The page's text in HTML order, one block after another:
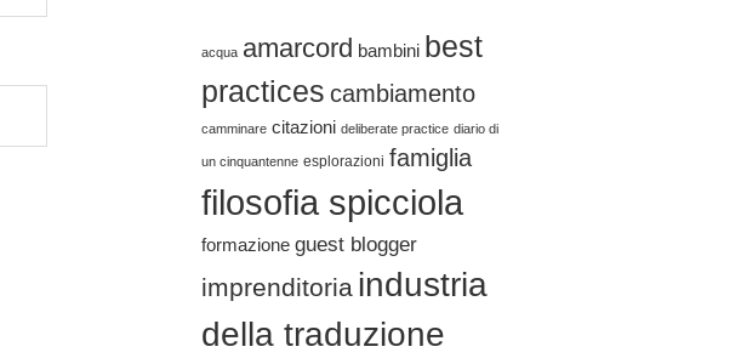
acqua amarcord bambini best
practices cambiamento
camminare citazioni deliberate practice diario di
un cinquantenne esplorazioni famiglia
filosofia spicciola
formazione guest blogger
imprenditoria industria
della traduzione